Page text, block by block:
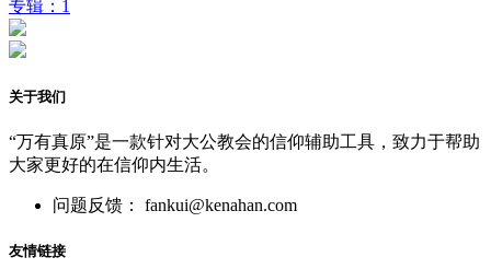
专辑：1
关于我们
“万有真原”是一款针对大公教会的信仰辅助工具，致力于帮助
大家更好的在信仰内生活。
问题反馈： fankui@kenahan.com
友情链接